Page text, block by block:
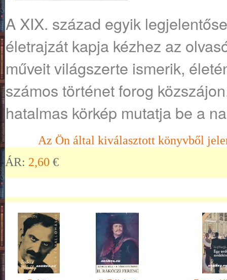
A XIX. század egyik
életrajzát kapja kézhez az
műveit világszerte ismerik,
számos történet forog
hatalmas körkép mutatja be a
Az Ön által kiválasztott könyvből
ÁR: 2,60 €